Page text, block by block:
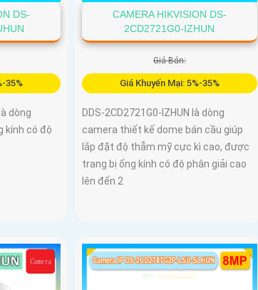
DS-
35%
dòng
kính có độ
CAMERA HIKVISION DS-
2CD2721G0-IZHUN
Giá Bán:
Giá Khuyến Mại: 5%-35%
DDS-2CD2721G0-IZHUN là dòng
camera thiết kế dome bán cầu giúp
lắp đặt độ thẫm mỹ cực kì cao, được
trang bị ống kính có độ phân giải cao
lên đến 2